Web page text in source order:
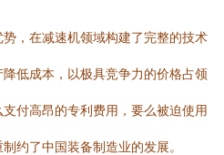
，在减速机领域构建了完整的技术
低成本，以极具竞争力的价格占领
付高昂的专利费用，要么被迫使用
约了中国装备制造业的发展。